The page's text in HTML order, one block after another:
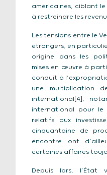
américaines, ciblant
à restreindre les
Les tensions entre le
étrangers, en
origine dans les
mises en œuvre à
conduit à
une multiplication
international[4],
international pour le
relatifs aux
cinquantaine de
encontre ont
certaines affaires
Depuis lors, l’État